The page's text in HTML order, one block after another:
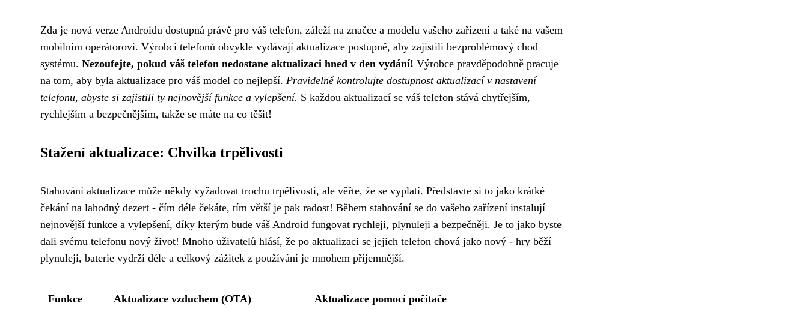
Zda je nová verze Androidu dostupná právě pro váš telefon, záleží na značce a modelu vašeho zařízení a také na vašem
mobilním operátorovi. Výrobci telefonů obvykle vydávají aktualizace postupně, aby zajistili bezproblémový chod
systému. Nezoufejte, pokud váš telefon nedostane aktualizaci hned v den vydání! Výrobce pravděpodobně pracuje
na tom, aby byla aktualizace pro váš model co nejlepší. Pravidelně kontrolujte dostupnost aktualizací v nastavení
telefonu, abyste si zajistili ty nejnovější funkce a vylepšení. S každou aktualizací se váš telefon stává chytřejším,
rychlejším a bezpečnějším, takže se máte na co těšit!
Stažení aktualizace: Chvilka trpělivosti
Stahování aktualizace může někdy vyžadovat trochu trpělivosti, ale věřte, že se vyplatí. Představte si to jako krátké
čekání na lahodný dezert - čím déle čekáte, tím větší je pak radost! Během stahování se do vašeho zařízení instalují
nejnovější funkce a vylepšení, díky kterým bude váš Android fungovat rychleji, plynuleji a bezpečněji. Je to jako byste
dali svému telefonu nový život! Mnoho uživatelů hlásí, že po aktualizaci se jejich telefon chová jako nový - hry běží
plynuleji, baterie vydrží déle a celkový zážitek z používání je mnohem příjemnější.
Funkce Aktualizace vzduchem (OTA) Aktualizace pomocí počítače